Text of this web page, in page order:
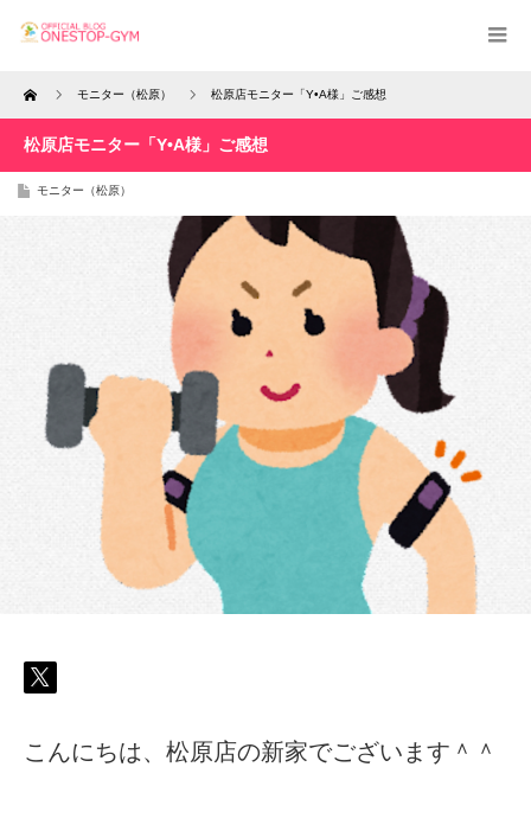
Home モニター（松原） 松原店モニター「Y•A様」ご感想
松原店モニター「Y•A様」ご感想
モニター（松原）
こんにちは、松原店の新家でございます＾＾